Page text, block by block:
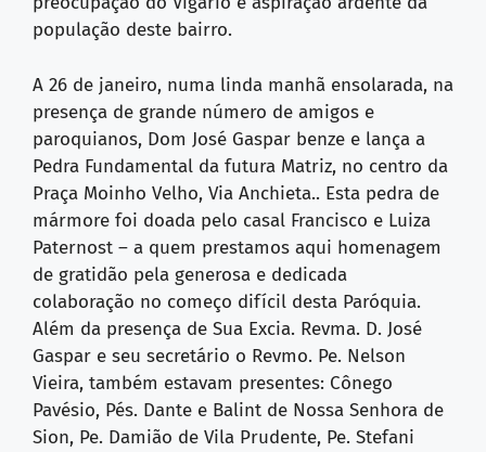
população deste bairro.
A 26 de janeiro, numa linda manhã ensolarada, na
presença de grande número de amigos e
paroquianos, Dom José Gaspar benze e lança a
Pedra Fundamental da futura Matriz, no centro da
Praça Moinho Velho, Via Anchieta.. Esta pedra de
mármore foi doada pelo casal Francisco e Luiza
Paternost – a quem prestamos aqui homenagem
de gratidão pela generosa e dedicada
colaboração no começo difícil desta Paróquia.
Além da presença de Sua Excia. Revma. D. José
Gaspar e seu secretário o Revmo. Pe. Nelson
Vieira, também estavam presentes: Cônego
Pavésio, Pés. Dante e Balint de Nossa Senhora de
Sion, Pe. Damião de Vila Prudente, Pe. Stefani